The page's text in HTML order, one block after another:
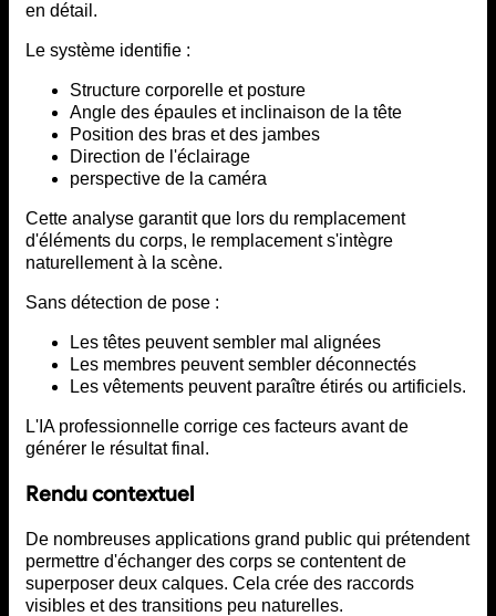
en détail.
Le système identifie :
Structure corporelle et posture
Angle des épaules et inclinaison de la tête
Position des bras et des jambes
Direction de l'éclairage
perspective de la caméra
Cette analyse garantit que lors du remplacement
d'éléments du corps, le remplacement s'intègre
naturellement à la scène.
Sans détection de pose :
Les têtes peuvent sembler mal alignées
Les membres peuvent sembler déconnectés
Les vêtements peuvent paraître étirés ou artificiels.
L'IA professionnelle corrige ces facteurs avant de
générer le résultat final.
Rendu contextuel
De nombreuses applications grand public qui prétendent
permettre d'échanger des corps se contentent de
superposer deux calques. Cela crée des raccords
visibles et des transitions peu naturelles.